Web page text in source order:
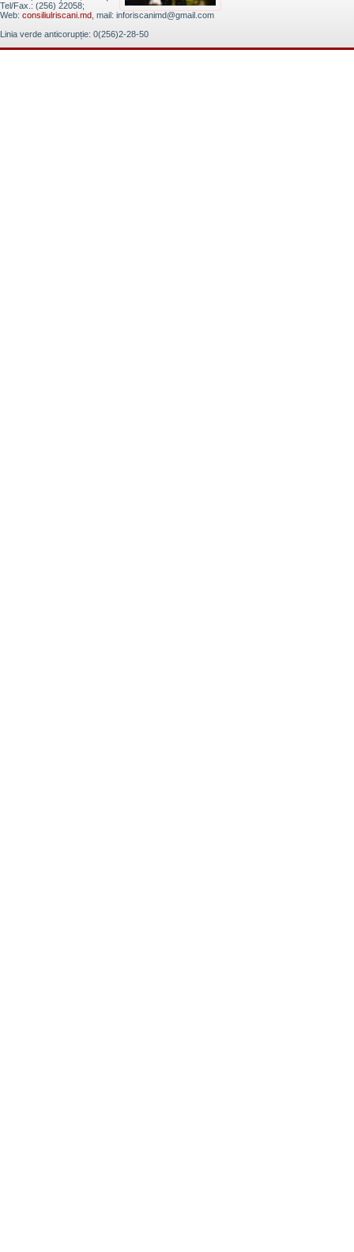
Tel/Fax.: (256) 22058;
Web: consiliulriscani.md , mail: inforiscanimd@gmail.com
Linia verde anticorupție: 0(256)2-28-50